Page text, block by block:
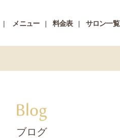
メニュー 料金表 サロン一覧
ブログ